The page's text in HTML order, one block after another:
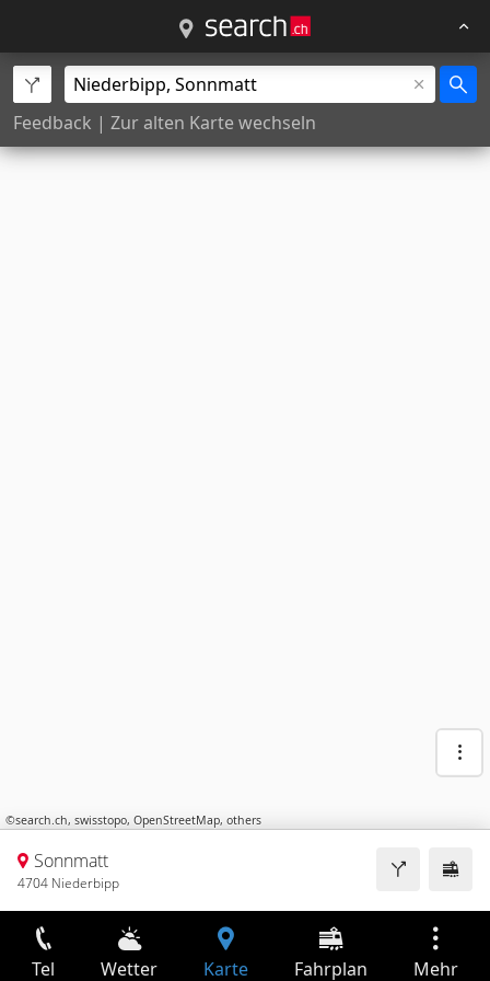
Feedback | Zur alten Karte wechseln
©search.ch, swisstopo, OpenStreetMap, others
Sonnmatt
4704 Niederbipp
Tel Wetter Karte Fahrplan Mehr